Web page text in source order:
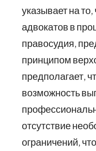
указывает на
адвокатов в
правосудия,
принципом
предполагает,
возможность
отсутствие
ограничений,